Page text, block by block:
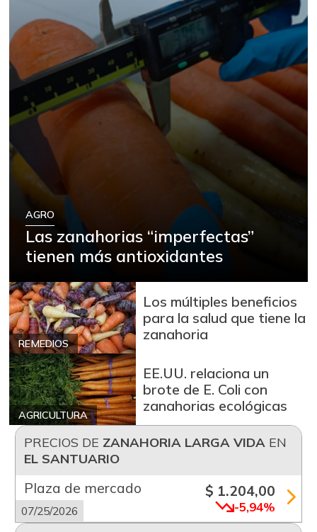
AGRO
Las zanahorias “imperfectas”
tienen más antioxidantes
REMEDIOS
Los múltiples beneficios
para la salud que tiene la
zanahoria
AGRICULTURA
EE.UU. relaciona un
brote de E. Coli con
zanahorias ecológicas
PRECIOS DE ZANAHORIA LARGA VIDAEN
EL SANTUARIO
Plaza de mercado
07/25/2026
$ 1.204,00
-5,94%